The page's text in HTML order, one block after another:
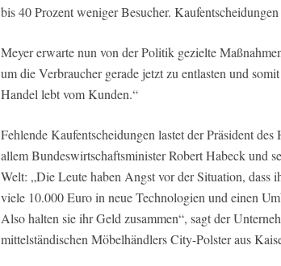
bis 40 Prozent weniger Besucher.
Meyer erwarte nun von der Politik gezielte
um die Verbraucher gerade jetzt zu entlasten und
Handel lebt vom Kunden.“
Fehlende Kaufentscheidungen lastet der Präsident
allem Bundeswirtschaftsminister Robert Habeck und
Welt: „Die Leute haben Angst vor der Situation, dass
viele 10.000 Euro in neue Technologien und einen
Also halten sie ihr Geld zusammen“, sagt der
mittelständischen Möbelhändlers City-Polster aus